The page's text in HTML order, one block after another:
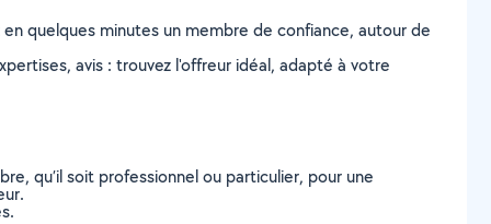
quelques minutes un membre de confiance, autour de
avis : trouvez l'offreur idéal, adapté à votre
qu’il soit professionnel ou particulier, pour une